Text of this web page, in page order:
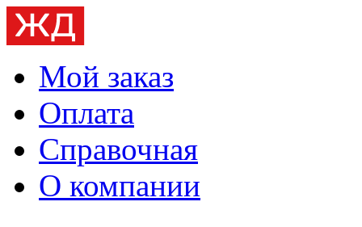
Мой заказ
Оплата
Справочная
О компании